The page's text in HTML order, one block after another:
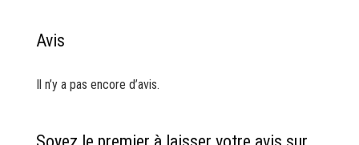
Avis
Il n’y a pas encore d’avis.